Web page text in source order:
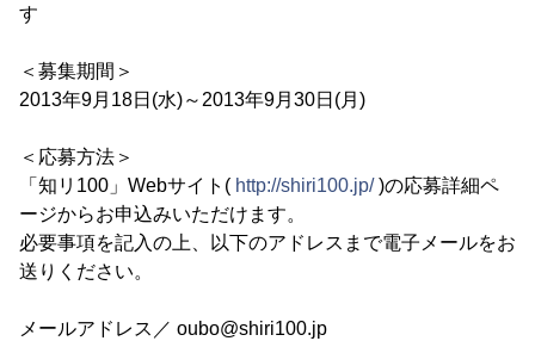
す
＜募集期間＞
2013年9月18日(水)～2013年9月30日(月)
＜応募方法＞
「知リ100」Webサイト( http://shiri100.jp/)の応募詳細ペ
ージからお申込みいただけます。
必要事項を記入の上、以下のアドレスまで電子メールをお
送りください。
メールアドレス／ oubo@shiri100.jp